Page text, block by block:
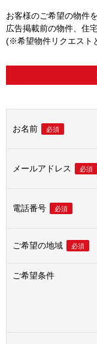
お客様のご希望の物件
広告掲載前の物件、住
(※希望物件リクエスト
お名前 必須
メールアドレス 必須
電話番号 必須
ご希望の地域 必須
ご希望条件